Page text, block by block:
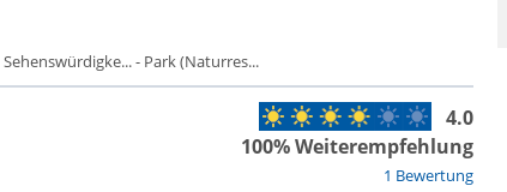
Sehenswürdigke... - Park (Naturres...
1 Bewertung
4.0
100% Weiterempfehlung